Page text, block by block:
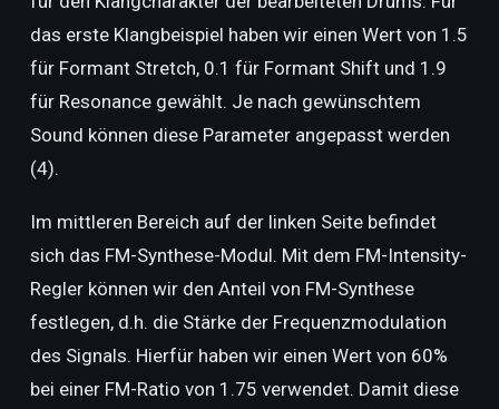
das erste Klangbeispiel haben wir einen Wert von 1.5
für Formant Stretch, 0.1 für Formant Shift und 1.9
für Resonance gewählt. Je nach gewünschtem
Sound können diese Parameter angepasst werden
(4).
Im mittleren Bereich auf der linken Seite befindet
sich das FM-Synthese-Modul. Mit dem FM-Intensity-
Regler können wir den Anteil von FM-Synthese
festlegen, d.h. die Stärke der Frequenzmodulation
des Signals. Hierfür haben wir einen Wert von 60%
bei einer FM-Ratio von 1.75 verwendet. Damit diese